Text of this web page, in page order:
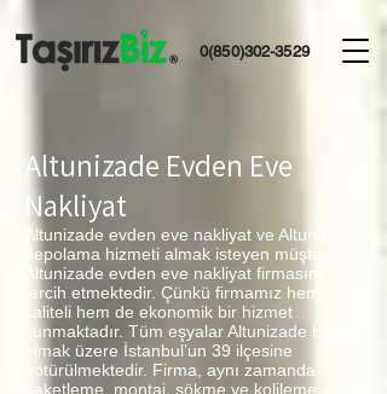
0(850)302-3529
Altunizade Evden Eve
Nakliyat
Altunizade evden eve nakliyat ve Altunizade
depolama hizmeti almak isteyen müşteriler
Altunizade evden eve nakliyat firmasını
tercih etmektedir. Çünkü firmamız hem
kaliteli hem de ekonomik bir hizmet
sunmaktadır. Tüm eşyalar Altunizade başta
olmak üzere İstanbul’un 39 ilçesine
götürülmektedir. Firma, aynı zamanda
paketleme, montaj, sökme ve kolileme